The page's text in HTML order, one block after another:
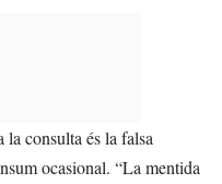
la consulta és la falsa
ocasional. “La mentida